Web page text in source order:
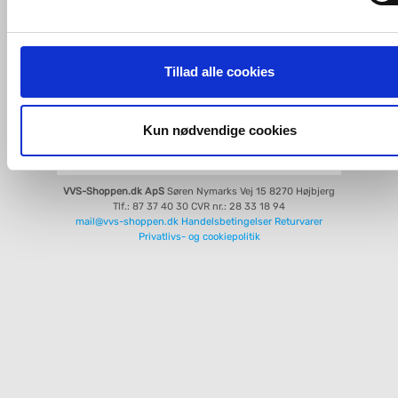
Hvis du accepterer alle cookies, så giver du samtykke til de
ovenfor nævnte formål med de pågældende cookies. Du har
og fra nedenfor. Til enhver tid er det ligeledes muligt, at
dit samtykke, hvis du måtte ønske det.
Du kan se mere om, hvordan vi behandler dine
personoplysninger, ved at klikkeher.
Tillad alle cookies
Kun nødvendige cookies
cisterne - 3/6 liter
VVS-Shoppen.dk ApS Søren Nymarks Vej 15 8270 Højbjerg
Tlf.: 87 37 40 30 CVR nr.: 28 33 18 94
mail@vvs-shoppen.dk Handelsbetingelser Returvarer
Privatlivs- og cookiepolitik